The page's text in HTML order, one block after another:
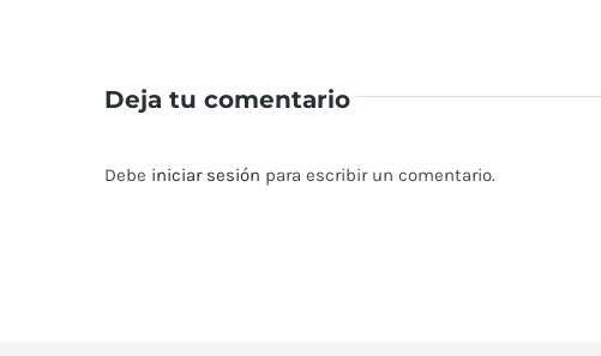
Deja tu comentario
Debe iniciar sesión para escribir un comentario.